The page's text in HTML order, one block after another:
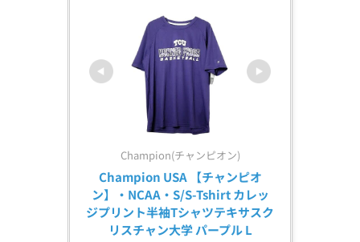
Champion(チャンピオン)
Champion USA 【チャンピオ
ン】・NCAA・S/S-Tshirt カレッ
ジプリント半袖Tシャツテキサスク
リスチャン大学 パープル L